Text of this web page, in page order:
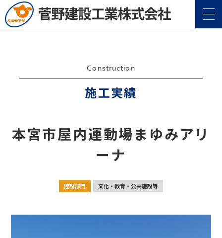
Service 事業案内
Construction
施工実績
本宮市屋内運動場まゆみアリ
ーナ
建設部門 文化・教育・公共施設等